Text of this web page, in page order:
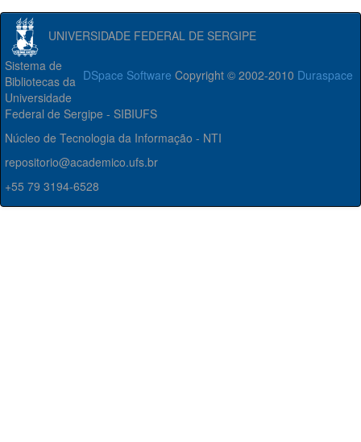
UNIVERSIDADE FEDERAL DE SERGIPE
DSpace Software Copyright © 2002-2010 Duraspace
Sistema de
Bibliotecas da
Universidade
Federal de Sergipe - SIBIUFS
Núcleo de Tecnologia da Informação - NTI
repositorio@academico.ufs.br
+55 79 3194-6528